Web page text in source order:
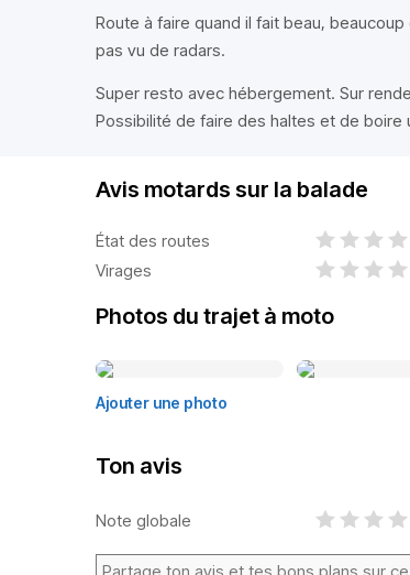
Route à faire quand il fait beau,
pas vu de radars.
Super resto avec hébergement. Sur
Possibilité de faire des haltes et de boire
Avis motards sur la balade
État des routes
Virages
Photos du trajet à moto
Ajouter une photo
Ton avis
Note globale